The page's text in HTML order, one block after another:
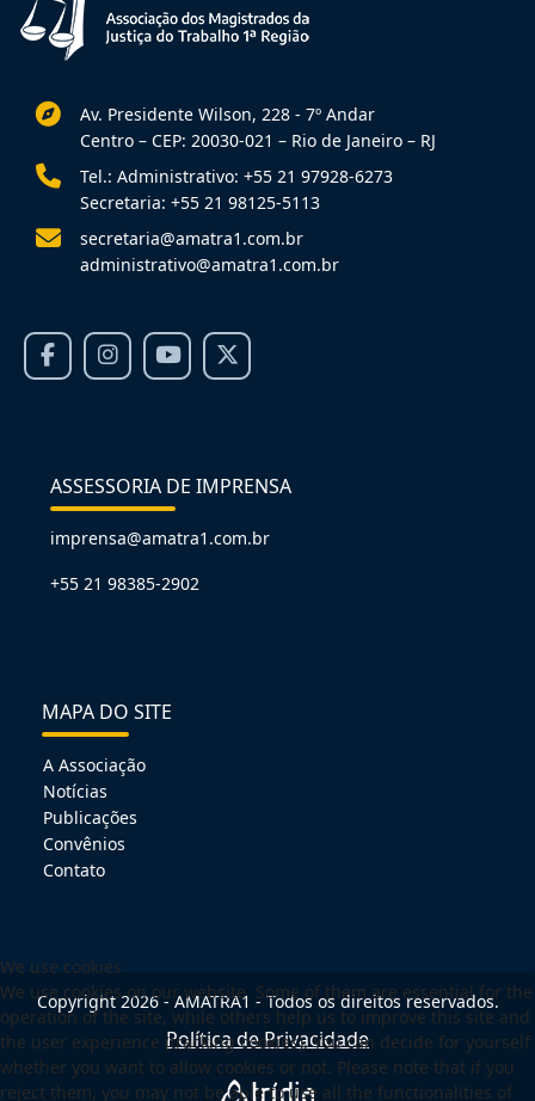
Av. Presidente Wilson, 228 - 7º Andar
Centro – CEP: 20030-021 – Rio de Janeiro – RJ
Tel.: Administrativo: +55 21 97928-6273
Secretaria: +55 21 98125-5113
secretaria@amatra1.com.br
administrativo@amatra1.com.br
ASSESSORIA DE IMPRENSA
imprensa@amatra1.com.br
+55 21 98385-2902
MAPA DO SITE
A Associação
Notícias
Publicações
Convênios
Contato
Copyright 2026 - AMATRA1 - Todos os direitos reservados.
Política de Privacidade
We use cookies
We use cookies on our website. Some of them are essential for the
operation of the site, while others help us to improve this site and
the user experience (tracking cookies). You can decide for yourself
whether you want to allow cookies or not. Please note that if you
reject them, you may not be able to use all the functionalities of